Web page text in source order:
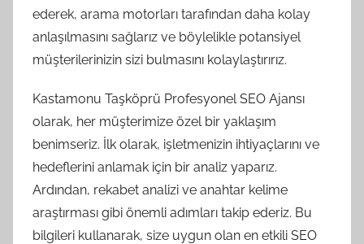
ederek, arama motorları tarafından daha kolay
anlaşılmasını sağlarız ve böylelikle potansiyel
müşterilerinizin sizi bulmasını kolaylaştırırız.
Kastamonu Taşköprü Profesyonel SEO Ajansı
olarak, her müşterimize özel bir yaklaşım
benimseriz. İlk olarak, işletmenizin ihtiyaçlarını ve
hedeflerini anlamak için bir analiz yaparız.
Ardından, rekabet analizi ve anahtar kelime
araştırması gibi önemli adımları takip ederiz. Bu
bilgileri kullanarak, size uygun olan en etkili SEO